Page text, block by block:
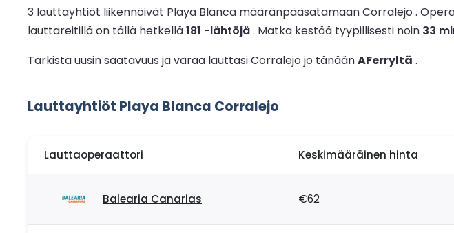
3 lauttayhtiöt liikennöivät Playa Blanca määränpääsatamaan Corralejo .
lauttareitillä on tällä hetkellä181 -lähtöjä. Matka kestää tyypillisesti noin 33
Tarkista uusin saatavuus ja varaa lauttasi Corralejo jo tänäänAFerryltä .
Lauttayhtiöt Playa Blanca Corralejo
Lauttaoperaattori Keskimääräinen hinta
Balearia Canarias €62